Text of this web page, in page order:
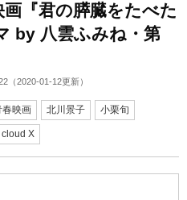
『君の膵臓をたべた
by 八雲ふみね・第
（2020-01-12更新）
春映画 北川景子 小栗旬
cloud X